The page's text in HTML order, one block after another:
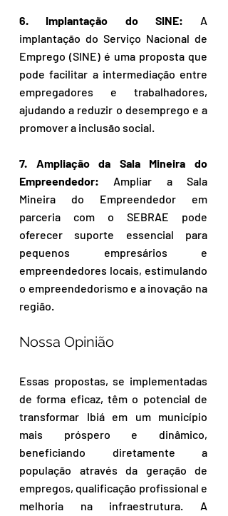
6. Implantação do SINE: A
implantação do Serviço Nacional de
Emprego (SINE) é uma proposta que
pode facilitar a intermediação entre
empregadores e trabalhadores,
ajudando a reduzir o desemprego e a
promover a inclusão social.
7. Ampliação da Sala Mineira do
Empreendedor: Ampliar a Sala
Mineira do Empreendedor em
parceria com o SEBRAE pode
oferecer suporte essencial para
pequenos empresários e
empreendedores locais, estimulando
o empreendedorismo e a inovação na
região.
Nossa Opinião
Essas propostas, se implementadas
de forma eficaz, têm o potencial de
transformar Ibiá em um município
mais próspero e dinâmico,
beneficiando diretamente a
população através da geração de
empregos, qualificação profissional e
melhoria na infraestrutura. A